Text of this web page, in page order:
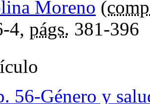
Moreno (
4, págs. 381-396
56-Género y